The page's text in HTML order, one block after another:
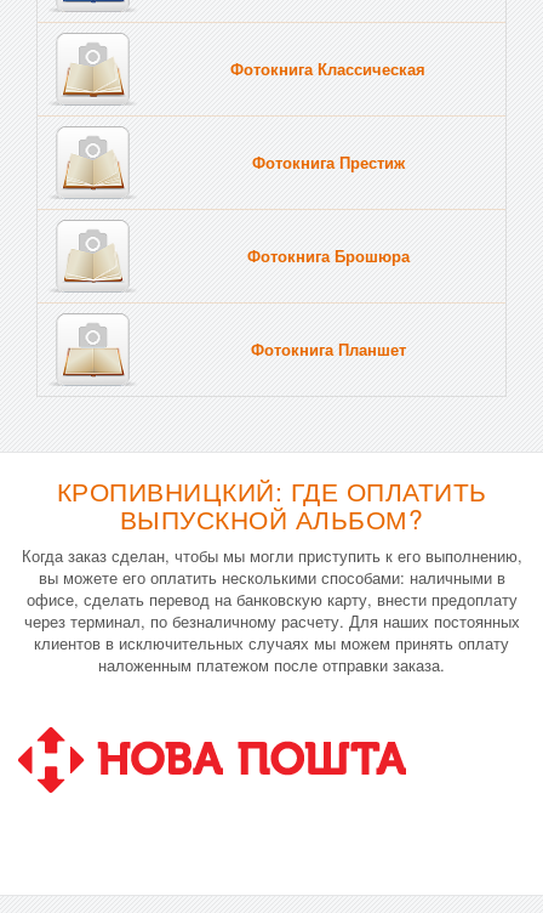
Фотокнига Классическая
Фотокнига Престиж
Фотокнига Брошюра
Фотокнига Планшет
КРОПИВНИЦКИЙ: ГДЕ ОПЛАТИТЬ
ВЫПУСКНОЙ АЛЬБОМ?
Когда заказ сделан, чтобы мы могли приступить к его выполнению,
вы можете его оплатить несколькими способами: наличными в
офисе, сделать перевод на банковскую карту, внести предоплату
через терминал, по безналичному расчету. Для наших постоянных
клиентов в исключительных случаях мы можем принять оплату
наложенным платежом после отправки заказа.